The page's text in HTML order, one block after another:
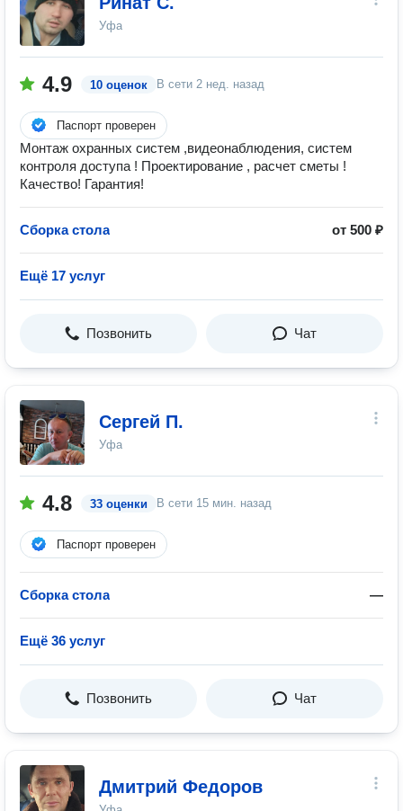
Уфа
4.9 10 оценок В сети 2 нед. назад
Паспорт проверен
Монтаж охранных систем ,видеонаблюдения, систем
контроля доступа ! Проектирование , расчет сметы !
Качество! Гарантия!
Сборка стола от 500 ₽
Ещё 17 услуг
Позвонить Чат
Сергей П.
Уфа
4.8 33 оценки В сети 15 мин. назад
Паспорт проверен
Сборка стола —
Ещё 36 услуг
Позвонить Чат
Дмитрий Федоров